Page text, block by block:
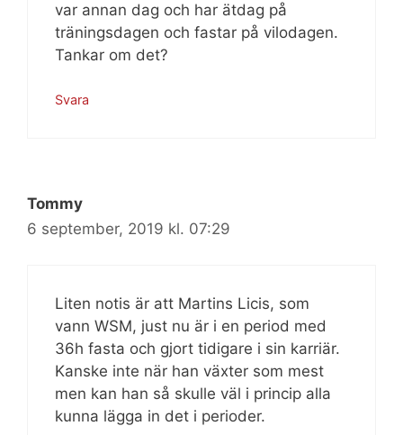
var annan dag och har ätdag på
träningsdagen och fastar på vilodagen.
Tankar om det?
Svara
Tommy
6 september, 2019 kl. 07:29
Liten notis är att Martins Licis, som
vann WSM, just nu är i en period med
36h fasta och gjort tidigare i sin karriär.
Kanske inte när han växter som mest
men kan han så skulle väl i princip alla
kunna lägga in det i perioder.